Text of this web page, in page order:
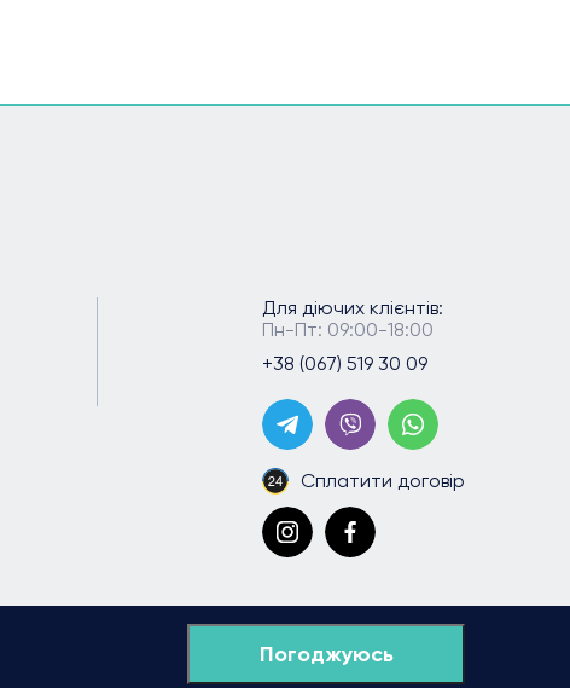
Для діючих клієнтів:
Пн-Пт: 09:00-18:00
+38 (067) 519 30 09
Сплатити договір
Copyright 2026
Погоджуюсь